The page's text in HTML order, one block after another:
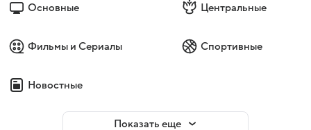
Основные Центральные
Фильмы и Сериалы Спортивные
Новостные
Показать еще